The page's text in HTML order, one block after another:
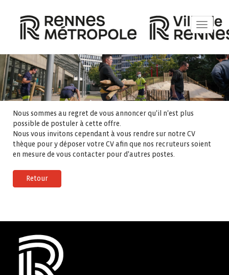
Toggle
Nous sommes au regret de vous annoncer qu'il n'est plus
possible de postuler à cette offre.
Nous vous invitons cependant à vous rendre sur notre CV
thèque pour y déposer votre CV afin que nos recruteurs soient
en mesure de vous contacter pour d'autres postes.
Retour